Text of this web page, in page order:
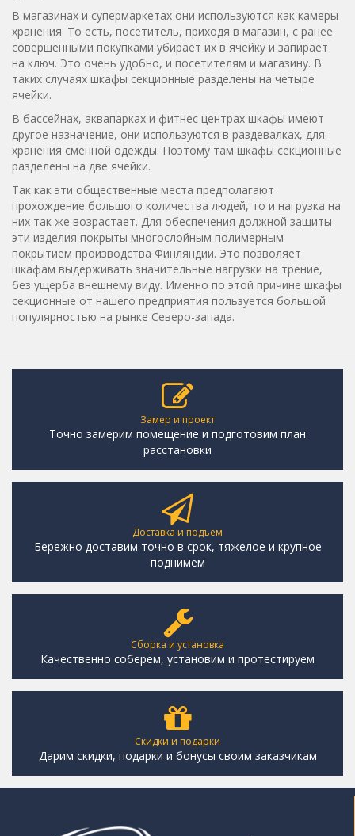
В магазинах и супермаркетах они используются как камеры
хранения. То есть, посетитель, приходя в магазин, с ранее
совершенными покупками убирает их в ячейку и запирает
на ключ. Это очень удобно, и посетителям и магазину. В
таких случаях шкафы секционные разделены на четыре
ячейки.
В бассейнах, аквапарках и фитнес центрах шкафы имеют
другое назначение, они используются в раздевалках, для
хранения сменной одежды. Поэтому там шкафы секционные
разделены на две ячейки.
Так как эти общественные места предполагают
прохождение большого количества людей, то и нагрузка на
них так же возрастает. Для обеспечения должной защиты
эти изделия покрыты многослойным полимерным
покрытием производства Финляндии. Это позволяет
шкафам выдерживать значительные нагрузки на трение,
без ущерба внешнему виду. Именно по этой причине шкафы
секционные от нашего предприятия пользуется большой
популярностью на рынке Северо-запада.
Замер и проект
Точно замерим помещение и подготовим план
расстановки
Доставка и подъем
Бережно доставим точно в срок, тяжелое и крупное
поднимем
Сборка и установка
Качественно соберем, установим и протестируем
Скидки и подарки
Дарим скидки, подарки и бонусы своим заказчикам